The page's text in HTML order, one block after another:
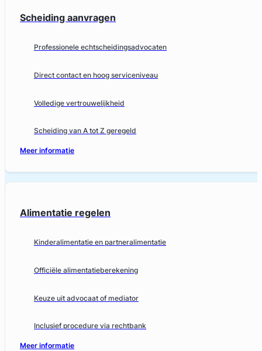
Scheiding aanvragen
Professionele echtscheidingsadvocaten
Direct contact en hoog serviceniveau
Volledige vertrouwelijkheid
Scheiding van A tot Z geregeld
Meer informatie
Alimentatie regelen
Kinderalimentatie en partneralimentatie
Officiële alimentatieberekening
Keuze uit advocaat of mediator
Inclusief procedure via rechtbank
Meer informatie